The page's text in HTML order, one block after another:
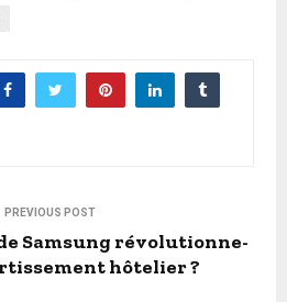
PREVIOUS POST
Samsung révolutionne-
hôtelier ?